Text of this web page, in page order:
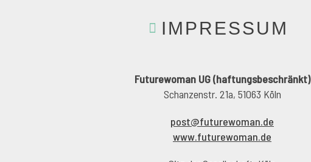
IMPRESSUM
Futurewoman UG (haftungsbeschränkt)
Schanzenstr. 21a, 51063 Köln
p st f t r w m n d
www.futurewoman.de